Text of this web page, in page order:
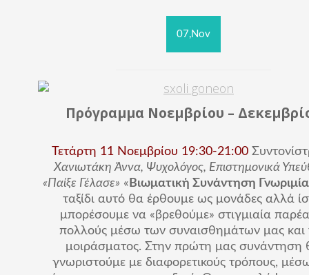
07,Nov
Πρόγραμμα Νοεμβρίου –
Τετάρτη 11 Νοεμβρίου 19:30-21:00
Χανιωτάκη Άννα, Ψυχολόγος, Επιστημονικά
«Παίξε Γέλασε» « Βιωματική Συνάντηση
ταξίδι αυτό θα έρθουμε ως μονάδες αλλά
μπορέσουμε να «βρεθούμε» στιγμιαία
πολλούς μέσω των συναισθημάτων μας και
μοιράσματος. Στην πρώτη μας συνάντηση
γνωριστούμε με διαφορετικούς τρόπους,